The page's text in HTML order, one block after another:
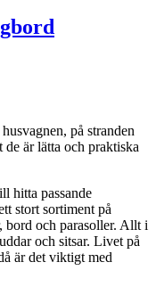
på stranden
de är lätta och praktiska
hitta passande
stort sortiment på
bord och parasoller. Allt i
och sitsar. Livet på
är det viktigt med